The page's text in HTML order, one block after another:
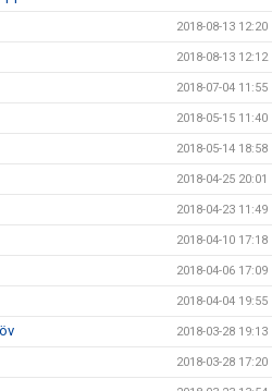
2018-08-13 12:20
2018-08-13 12:12
2018-07-04 11:55
2018-05-15 11:40
2018-05-14 18:58
2018-04-25 20:01
2018-04-23 11:49
2018-04-10 17:18
2018-04-06 17:09
2018-04-04 19:55
2018-03-28 19:13
2018-03-28 17:20